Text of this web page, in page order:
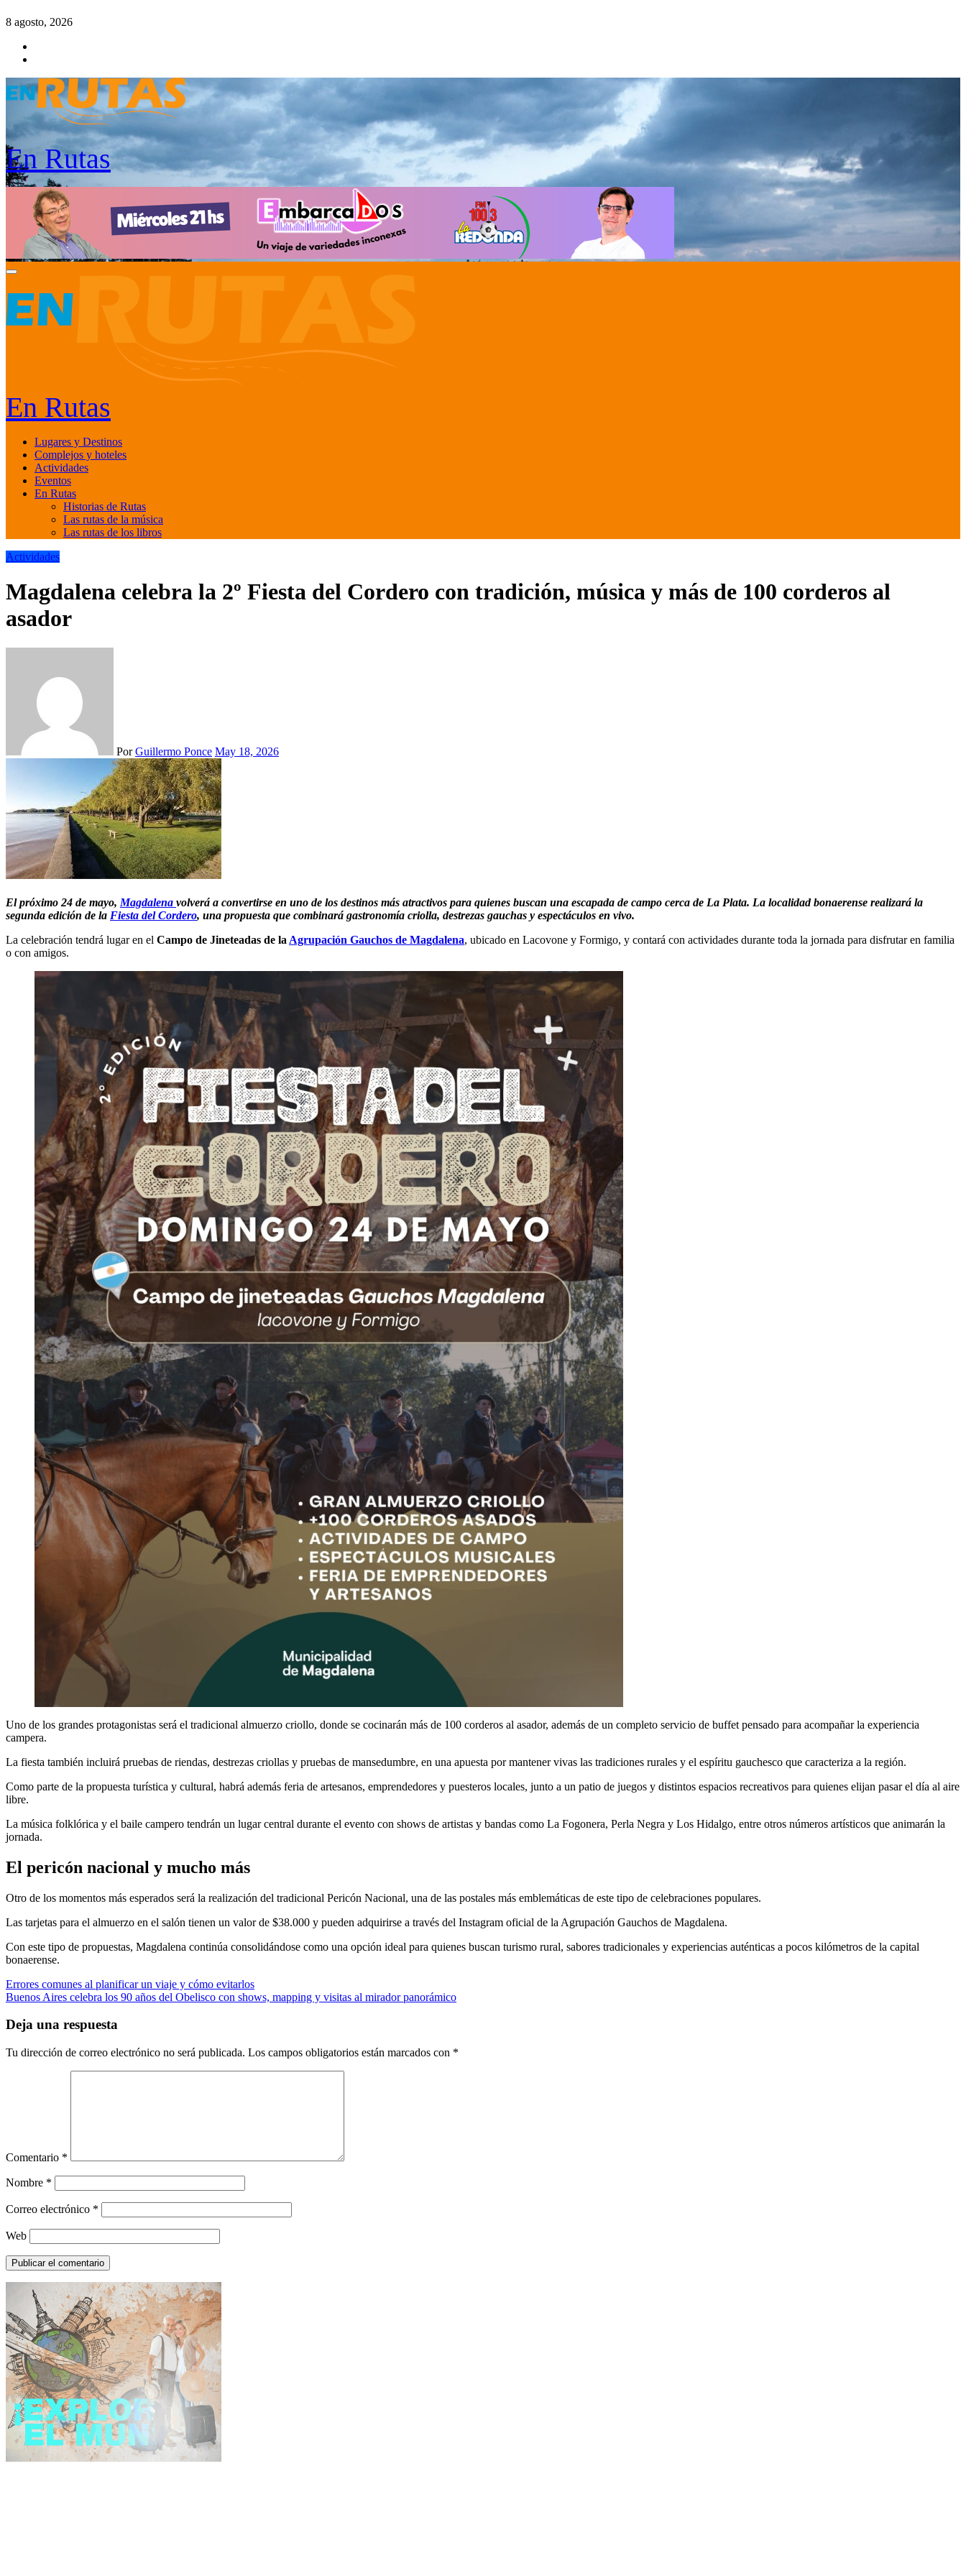
Saltar
contenido
8 agosto, 2026
En Rutas
En Rutas
Lugares y Destinos
Complejos y hoteles
Actividades
Eventos
En Rutas
Historias de Rutas
Las rutas de la música
Las rutas de los libros
Actividades
Magdalena celebra la 2º Fiesta del Cordero con tradición, música y más de 100 corderos al
asador
PorGuillermo Ponce May 18, 2026
El próximo 24 de mayo, Magdalena volverá a convertirse en uno de los destinos más atractivos para quienes buscan una escapada de campo cerca de La Plata. La localidad bonaerense realizará la
segunda edición de la Fiesta del Cordero, una propuesta que combinará gastronomía criolla, destrezas gauchas y espectáculos en vivo.
La celebración tendrá lugar en el Campo de Jineteadas de la Agrupación Gauchos de Magdalena, ubicado en Lacovone y Formigo, y contará con actividades durante toda la jornada para disfrutar en familia
o con amigos.
Uno de los grandes protagonistas será el tradicional almuerzo criollo, donde se cocinarán más de 100 corderos al asador, además de un completo servicio de buffet pensado para acompañar la experiencia
campera.
La fiesta también incluirá pruebas de riendas, destrezas criollas y pruebas de mansedumbre, en una apuesta por mantener vivas las tradiciones rurales y el espíritu gauchesco que caracteriza a la región.
Como parte de la propuesta turística y cultural, habrá además feria de artesanos, emprendedores y puesteros locales, junto a un patio de juegos y distintos espacios recreativos para quienes elijan pasar el día al aire
libre.
La música folklórica y el baile campero tendrán un lugar central durante el evento con shows de artistas y bandas como La Fogonera, Perla Negra y Los Hidalgo, entre otros números artísticos que animarán la
jornada.
El pericón nacional y mucho más
Otro de los momentos más esperados será la realización del tradicional Pericón Nacional, una de las postales más emblemáticas de este tipo de celebraciones populares.
Las tarjetas para el almuerzo en el salón tienen un valor de $38.000 y pueden adquirirse a través del Instagram oficial de la Agrupación Gauchos de Magdalena.
Con este tipo de propuestas, Magdalena continúa consolidándose como una opción ideal para quienes buscan turismo rural, sabores tradicionales y experiencias auténticas a pocos kilómetros de la capital
bonaerense.
Navegación
de
entradas
Errores comunes al planificar un viaje y cómo evitarlos
Buenos Aires celebra los 90 años del Obelisco con shows, mapping y visitas al mirador panorámico
Deja una respuesta
Tu dirección de correo electrónico no será publicada. Los campos obligatorios están marcados con *
Comentario *
Nombre *
Correo electrónico *
Web